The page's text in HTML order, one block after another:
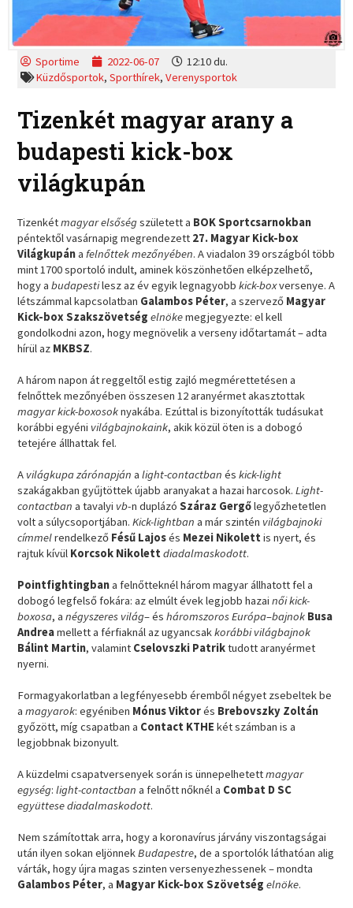
Sportime 2022-06-07
12:10 du.
Küzdősportok,Sporthírek,Verenysportok
Tizenkét magyar arany a
budapesti kick-box
világkupán
Tizenkétmagyar elsőségszületett a BOK Sportcsarnokban
péntektől vasárnapig megrendezett 27. Magyar Kick-box
Világkupánafelnőttek mezőnyében. A viadalon 39 országból több
mint 1700 sportoló indult, aminek köszönhetően elképzelhető,
hogy abudapestilesz az év egyik legnagyobbkick-boxversenye. A
létszámmal kapcsolatban Galambos Péter, a szervező Magyar
Kick-box Szakszövetség elnökemegjegyezte: el kell
gondolkodni azon, hogy megnövelik a verseny időtartamát – adta
hírül az MKBSZ.
A három napon át reggeltől estig zajló megmérettetésen a
felnőttek mezőnyében összesen 12 aranyérmet akasztottak
magyar kick-boxosoknyakába. Ezúttal is bizonyították tudásukat
korábbi egyéni világbajnokaink, akik közül öten is a dobogó
tetejére állhattak fel.
A világkupa zárónapján alight-contactban éskick-light
szakágakban gyűjtöttek újabb aranyakat a hazai harcosok.Light-
contactban a tavalyi vb-n duplázóSzáraz Gergőlegyőzhetetlen
volt a súlycsoportjában.Kick-lightban a már szintén világbajnoki
címmelrendelkező Fésű Lajosés Mezei Nikolett is nyert, és
rajtuk kívül Korcsok Nikolett diadalmaskodott.
Pointfightingbana felnőtteknél három magyar állhatott fel a
dobogó legfelső fokára: az elmúlt évek legjobb hazainői kick-
boxosa, anégyszeres világ– ésháromszoros Európa–bajnok Busa
Andreamellett a férfiaknál az ugyancsakkorábbi világbajnok
Bálint Martin, valamint Cselovszki Patriktudott aranyérmet
nyerni.
Formagyakorlatban a legfényesebb éremből négyet zsebeltek be
amagyarok: egyéniben Mónus Viktorés Brebovszky Zoltán
győzött, míg csapatban a Contact KTHE két számban is a
legjobbnak bizonyult.
A küzdelmi csapatversenyek során is ünnepelhetettmagyar
egység:light-contactban a felnőtt nőknél a Combat D SC
együttese diadalmaskodott.
Nem számítottak arra, hogy a koronavírus járvány viszontagságai
után ilyen sokan eljönnekBudapestre, de a sportolók láthatóan alig
várták, hogy újra magas szinten versenyezhessenek – mondta
Galambos Péter, a Magyar Kick-box Szövetség elnöke.